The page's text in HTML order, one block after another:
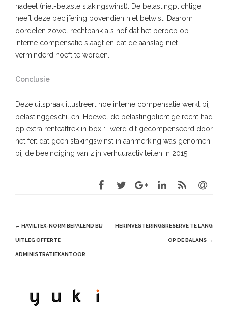
nadeel (niet-belaste stakingswinst). De belastingplichtige
heeft deze becijfering bovendien niet betwist. Daarom
oordelen zowel rechtbank als hof dat het beroep op
interne compensatie slaagt en dat de aanslag niet
verminderd hoeft te worden.
Conclusie
Deze uitspraak illustreert hoe interne compensatie werkt bij
belastinggeschillen. Hoewel de belastingplichtige recht had
op extra renteaftrek in box 1, werd dit gecompenseerd door
het feit dat geen stakingswinst in aanmerking was genomen
bij de beëindiging van zijn verhuuractiviteiten in 2015.
Post
navigation
← HAVILTEX-NORM BEPALEND BIJ
UITLEG OFFERTE
ADMINISTRATIEKANTOOR
HERINVESTERINGSRESERVE TE LANG
OP DE BALANS →